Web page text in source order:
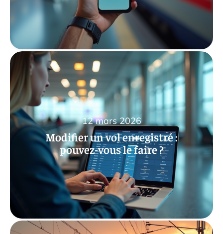
Modifier un vol enregistré :
pouvez-vous le faire ?
12 mars 2026